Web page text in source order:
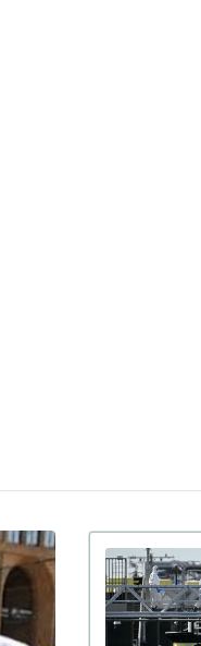
Букингемского
09 марта 15:00
Ученые
мухи в компьютер:
цифровая копия